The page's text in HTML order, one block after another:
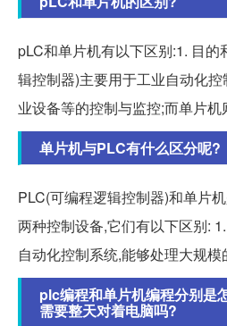
pLC和单片机有以下区别:1. 目的
辑控制器)主要用于工业自动化
业设备等的控制与监控;而单片机
单片机与PLC有什么区分呢?
PLC(可编程逻辑控制器)和单片
两种控制设备,它们有以下区别:
自动化控制系统,能够处理大规模
plc编程和单片机编程分别是
需要整天对着电脑吗?